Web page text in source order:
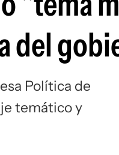
del
Política de
temático y